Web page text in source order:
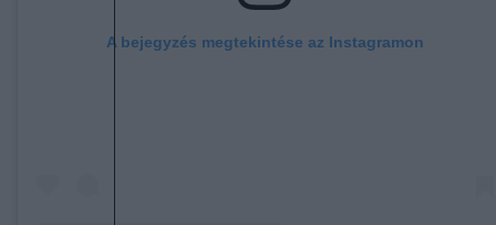
A bejegyzés megtekintése az Instagramon